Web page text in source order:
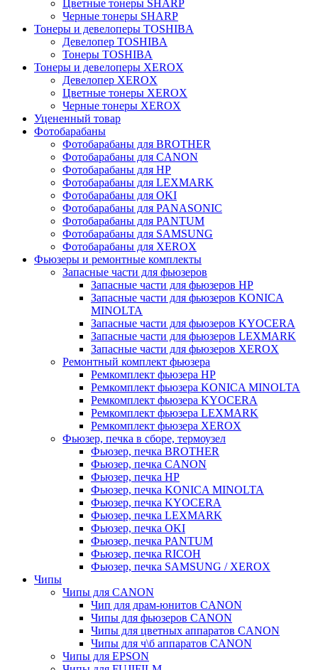
Цветные тонеры SHARP
Черные тонеры SHARP
Тонеры и девелоперы TOSHIBA
Девелопер TOSHIBA
Тонеры TOSHIBA
Тонеры и девелоперы XEROX
Девелопер XEROX
Цветные тонеры XEROX
Черные тонеры XEROX
Уцененный товар
Фотобарабаны
Фотобарабаны для BROTHER
Фотобарабаны для CANON
Фотобарабаны для HP
Фотобарабаны для LEXMARK
Фотобарабаны для OKI
Фотобарабаны для PANASONIC
Фотобарабаны для PANTUM
Фотобарабаны для SAMSUNG
Фотобарабаны для XEROX
Фьюзеры и ремонтные комплекты
Запасные части для фьюзеров
Запасные части для фьюзеров HP
Запасные части для фьюзеров KONICA
MINOLTA
Запасные части для фьюзеров KYOCERA
Запасные части для фьюзеров LEXMARK
Запасные части для фьюзеров XEROX
Ремонтный комплект фьюзера
Ремкомплект фьюзера HP
Ремкомплект фьюзера KONICA MINOLTA
Ремкомплект фьюзера KYOCERA
Ремкомплект фьюзера LEXMARK
Ремкомплект фьюзера XEROX
Фьюзер, печка в сборе, термоузел
Фьюзер, печка BROTHER
Фьюзер, печка CANON
Фьюзер, печка HP
Фьюзер, печка KONICA MINOLTA
Фьюзер, печка KYOCERA
Фьюзер, печка LEXMARK
Фьюзер, печка OKI
Фьюзер, печка PANTUM
Фьюзер, печка RICOH
Фьюзер, печка SAMSUNG / XEROX
Чипы
Чипы для CANON
Чип для драм-юнитов CANON
Чипы для фьюзеров CANON
Чипы для цветных аппаратов CANON
Чипы для ч\б аппаратов CANON
Чипы для EPSON